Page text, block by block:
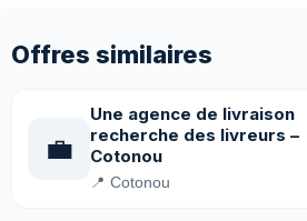
Offres similaires
💼
Une agence de livraison
recherche des livreurs –
Cotonou
📍 Cotonou